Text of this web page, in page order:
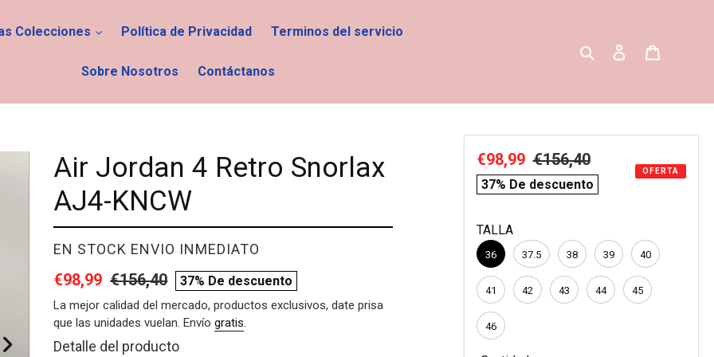
Colecciones Política de Privacidad Terminos del servicio
Sobre Nosotros Contáctanos
Buscar Ingresar
Air Jordan 4 Retro Snorlax
AJ4-KNCW
PROVEEDOR
EN STOCK ENVIO INMEDIATO
Precio
de
venta
€98,99 Precio
habitual
€156,40
compare
price
37% De descuento
La mejor calidad del mercado, productos exclusivos, date prisa
que las unidades vuelan. Envíogratis.
Agregando
Detalle del producto
Precio
de
€98,99 Precio
habitual
€156,40
compare
37% De descuento
OFERTA
TALLA
36 37.5 38 39 40
41 42 43 44 45
46